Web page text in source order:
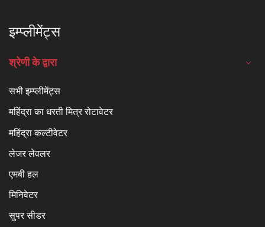
इम्प्लीमेंट्स
श्रेणी के द्वारा
सभी इम्प्लीमेंट्स
महिंद्रा का धरती मित्र रोटावेटर
महिंद्रा कल्टीवेटर
लेजर लेवलर
एमबी हल
मिनिवेटर
सुपर सीडर